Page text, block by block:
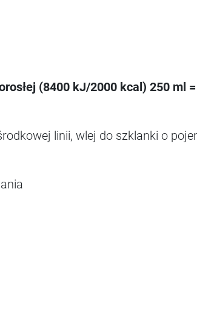
(8400 kJ/2000 kcal) 250 ml
linii, wlej do szklanki o